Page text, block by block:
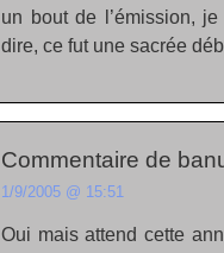
un bout de l’émission,
dire, ce fut une sacrée
Commentaire de
1/9/2005 @ 15:51
Oui mais attend cette